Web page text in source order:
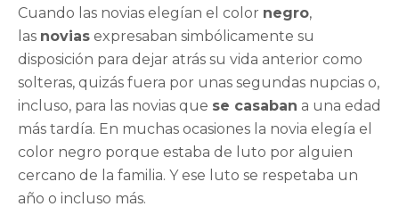
Cuando las novias elegían el color negro,
las novias expresaban simbólicamente su
disposición para dejar atrás su vida anterior como
solteras, quizás fuera por unas segundas nupcias o,
incluso, para las novias que se casaban a una edad
más tardía. En muchas ocasiones la novia elegía el
color negro porque estaba de luto por alguien
cercano de la familia. Y ese luto se respetaba un
año o incluso más.